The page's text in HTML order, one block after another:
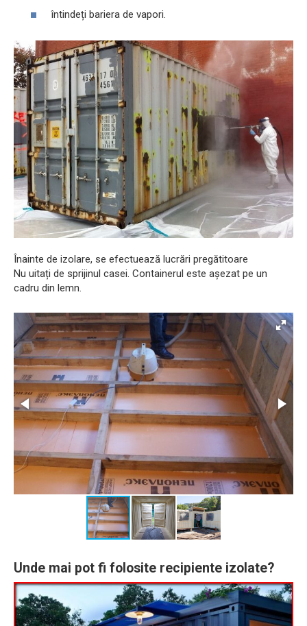
întindeți bariera de vapori.
Înainte de izolare, se efectuează lucrări pregătitoare
Nu uitați de sprijinul casei. Containerul este așezat pe un
cadru din lemn.
Unde mai pot fi folosite recipiente izolate?